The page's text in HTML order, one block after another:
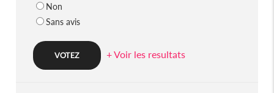
Non
Sans avis
+ Voir les resultats